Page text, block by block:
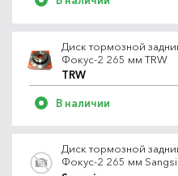
Диск тормозной
Фокус-2 265 мм TRW
TRW
В наличии
Диск тормозной
Фокус-2 265 мм